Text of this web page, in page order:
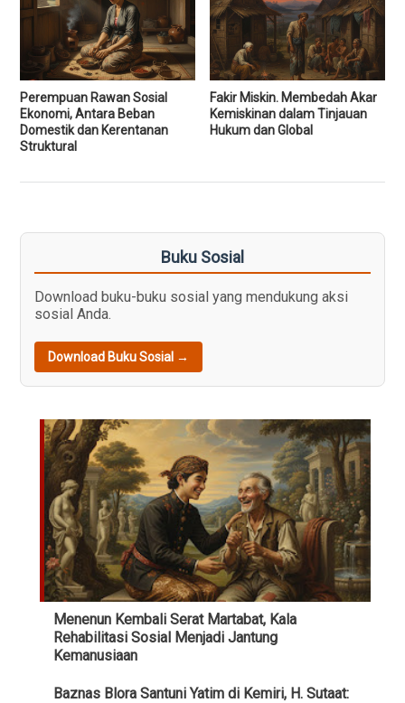
Perempuan Rawan Sosial
Ekonomi, Antara Beban
Domestik dan Kerentanan
Struktural
Fakir Miskin. Membedah Akar
Kemiskinan dalam Tinjauan
Hukum dan Global
Buku Sosial
Download buku-buku sosial yang mendukung aksi
sosial Anda.
Download Buku Sosial →
Menenun Kembali Serat Martabat, Kala
Rehabilitasi Sosial Menjadi Jantung
Kemanusiaan
Baznas Blora Santuni Yatim di Kemiri, H. Sutaat: